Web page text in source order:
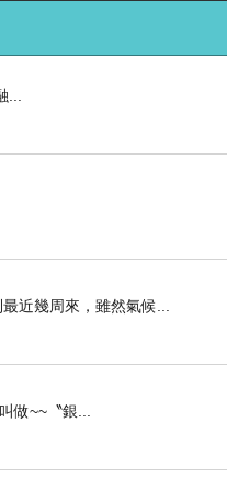
近幾周來，雖然氣候...
做~~〝銀...